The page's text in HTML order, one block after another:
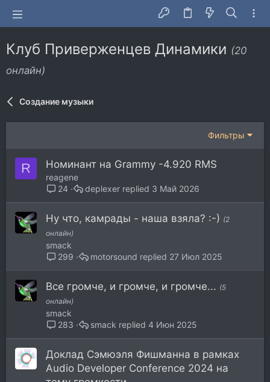
Клуб Приверженцев Динамики (20
онлайн)
Создание музыки
Фильтры
R Номинант на Grammy -4.920 RMS
reagene
24
3 Май 2026
deplexer
Ну что, камрады - наша взяла? :-) (2
онлайн)
smack
299
27 Июл 2025
motorsound
Все громче, и громче, и громче... (5
онлайн)
smack
283
4 Июн 2025
smack
Доклад Сэмюэля Фишманна в рамках
Audio Developer Conference 2024 на